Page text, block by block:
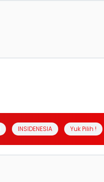
INSIDENESIA Yuk Pilih !